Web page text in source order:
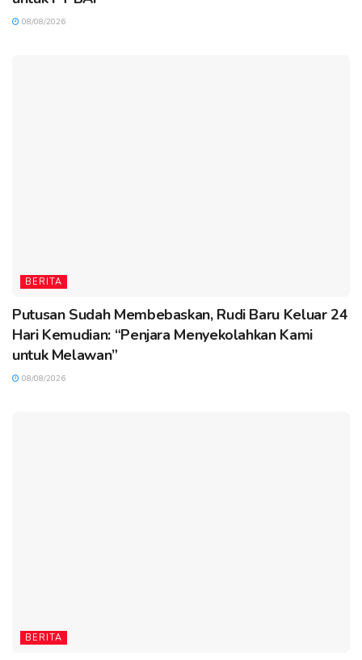
08/08/2026
BERITA
Putusan Sudah Membebaskan, Rudi Baru Keluar 24
Hari Kemudian: “Penjara Menyekolahkan Kami
untuk Melawan”
08/08/2026
BERITA